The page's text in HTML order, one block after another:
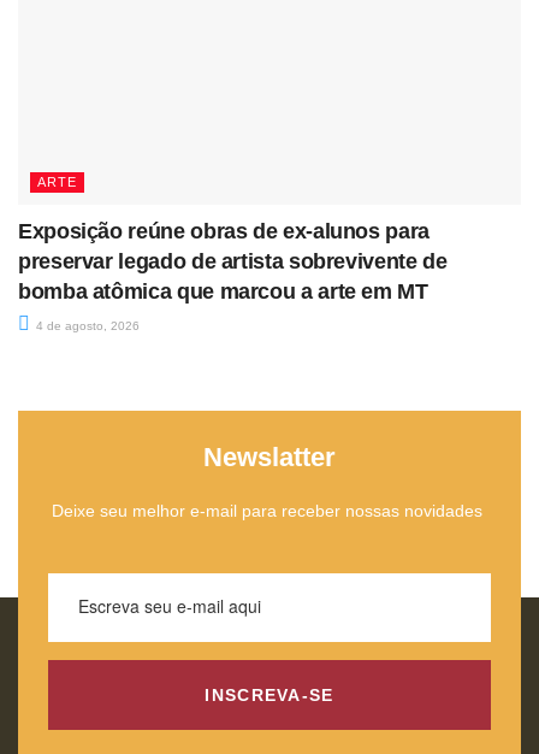
ARTE
Exposição reúne obras de ex-alunos para
preservar legado de artista sobrevivente de
bomba atômica que marcou a arte em MT
4 de agosto, 2026
Newslatter
Deixe seu melhor e-mail para receber nossas novidades
INSCREVA-SE